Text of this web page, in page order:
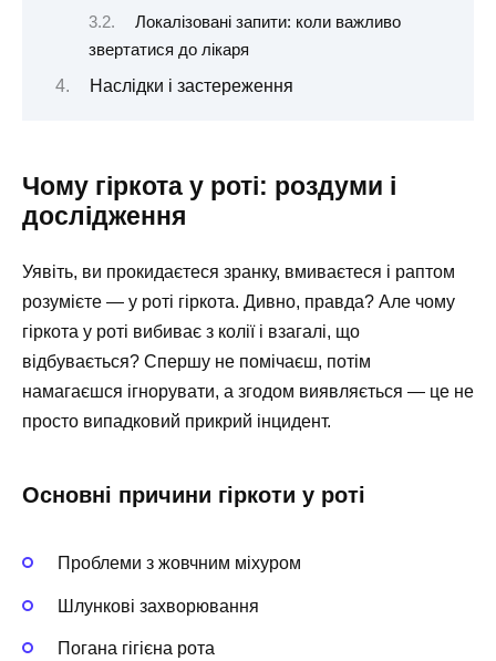
Локалізовані запити: коли важливо
звертатися до лікаря
Наслідки і застереження
Чому гіркота у роті: роздуми і
дослідження
Уявіть, ви прокидаєтеся зранку, вмиваєтеся і раптом
розумієте — у роті гіркота. Дивно, правда? Але чому
гіркота у роті вибиває з колії і взагалі, що
відбувається? Спершу не помічаєш, потім
намагаєшся ігнорувати, а згодом виявляється — це не
просто випадковий прикрий інцидент.
Основні причини гіркоти у роті
Проблеми з жовчним міхуром
Шлункові захворювання
Погана гігієна рота